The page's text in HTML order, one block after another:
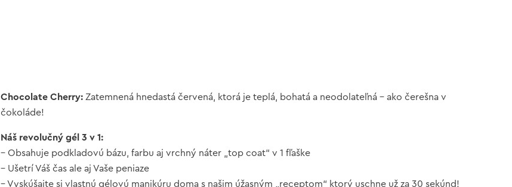
Chocolate Cherry: Zatemnená hnedastá červená, ktorá je teplá, bohatá a neodolateľná – ako čerešna v
čokoláde!
Náš revolučný gél 3 v 1:
– Obsahuje podkladovú bázu, farbu aj vrchný náter „top coat“ v 1 fľaške
– Ušetrí Váš čas ale aj Vaše peniaze
– Vyskúšajte si vlastnú gélovú manikúru doma s našim úžasným „receptom“ ktorý uschne už za 30 sekúnd!